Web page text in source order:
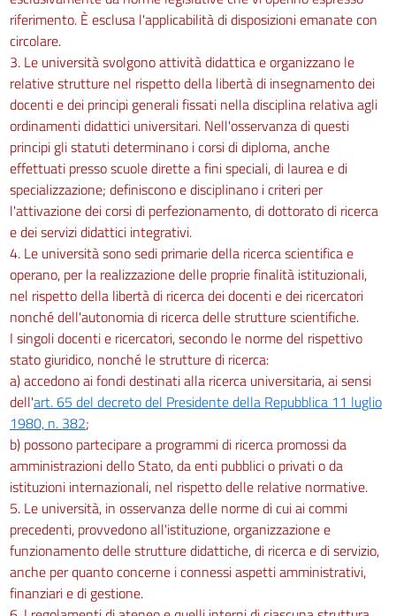
riferimento. È esclusa l'applicabilità di disposizioni emanate con
circolare.
3. Le università svolgono attività didattica e organizzano le
relative strutture nel rispetto della libertà di insegnamento dei
docenti e dei principi generali fissati nella disciplina relativa agli
ordinamenti didattici universitari. Nell'osservanza di questi
principi gli statuti determinano i corsi di diploma, anche
effettuati presso scuole dirette a fini speciali, di laurea e di
specializzazione; definiscono e disciplinano i criteri per
l'attivazione dei corsi di perfezionamento, di dottorato di ricerca
e dei servizi didattici integrativi.
4. Le università sono sedi primarie della ricerca scientifica e
operano, per la realizzazione delle proprie finalità istituzionali,
nel rispetto della libertà di ricerca dei docenti e dei ricercatori
nonché dell'autonomia di ricerca delle strutture scientifiche.
I singoli docenti e ricercatori, secondo le norme del rispettivo
stato giuridico, nonché le strutture di ricerca:
a) accedono ai fondi destinati alla ricerca universitaria, ai sensi
dell'art. 65 del decreto del Presidente della Repubblica 11 luglio
1980, n. 382;
b) possono partecipare a programmi di ricerca promossi da
amministrazioni dello Stato, da enti pubblici o privati o da
istituzioni internazionali, nel rispetto delle relative normative.
5. Le università, in osservanza delle norme di cui ai commi
precedenti, provvedono all'istituzione, organizzazione e
funzionamento delle strutture didattiche, di ricerca e di servizio,
anche per quanto concerne i connessi aspetti amministrativi,
finanziari e di gestione.